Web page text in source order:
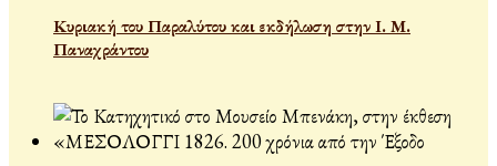
Κυριακή του Παραλύτου και εκδήλωση στην Ι. Μ.
Παναχράντου